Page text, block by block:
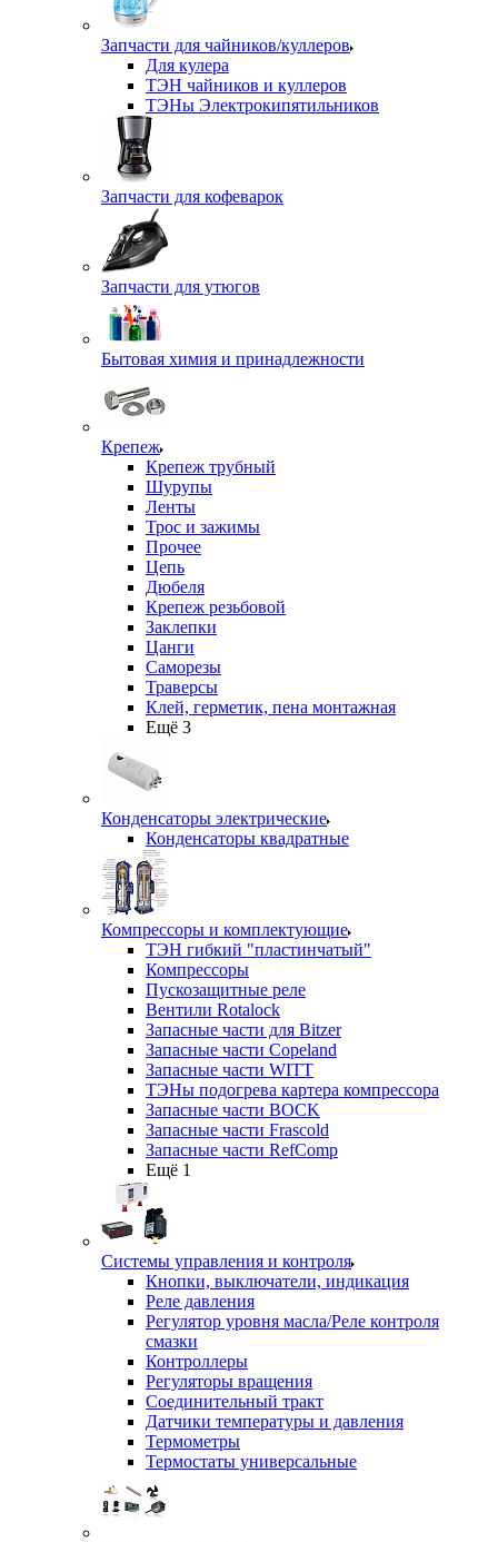
Запчасти для чайников/куллеров
Для кулера
ТЭН чайников и куллеров
ТЭНы Электрокипятильников
Запчасти для кофеварок
Запчасти для утюгов
Бытовая химия и принадлежности
Крепеж
Крепеж трубный
Шурупы
Ленты
Трос и зажимы
Прочее
Цепь
Дюбеля
Крепеж резьбовой
Заклепки
Цанги
Саморезы
Траверсы
Клей, герметик, пена монтажная
Ещё 3
Конденсаторы электрические
Конденсаторы квадратные
Компрессоры и комплектующие
ТЭН гибкий "пластинчатый"
Компрессоры
Пускозащитные реле
Вентили Rotalock
Запасные части для Bitzer
Запасные части Copeland
Запасные части WITT
ТЭНы подогрева картера компрессора
Запасные части BOCK
Запасные части Frascold
Запасные части RefComp
Ещё 1
Системы управления и контроля
Кнопки, выключатели, индикация
Реле давления
Регулятор уровня масла/Реле контроля
смазки
Контроллеры
Регуляторы вращения
Соединительный тракт
Датчики температуры и давления
Термометры
Термостаты универсальные